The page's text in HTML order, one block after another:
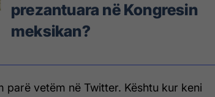
prezantuara në Kongresin
meksikan?
parë vetëm në Twitter. Kështu kur keni